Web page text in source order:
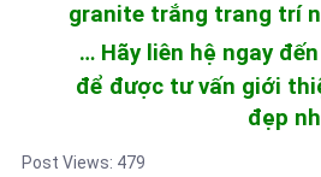
granite trắng trang trí
… Hãy liên hệ ngay đến
để được tư vấn giới
đẹp
Post Views: 479